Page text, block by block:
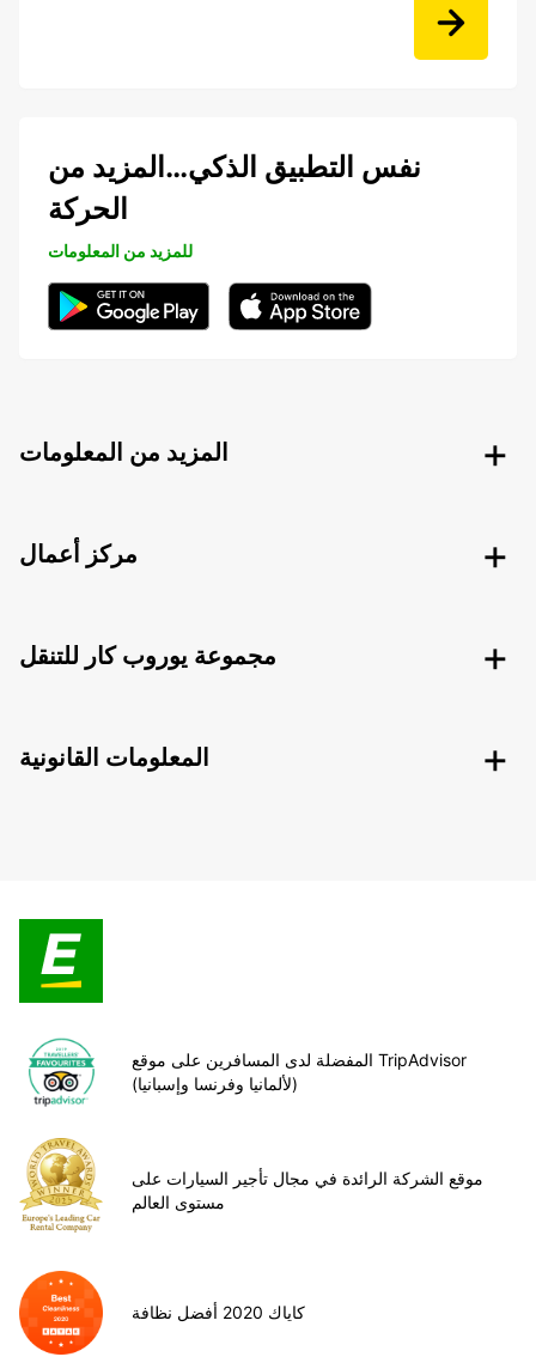
نفس التطبيق الذكي…المزيد من
الحركة
للمزيد من المعلومات
المزيد من المعلومات
مركز أعمال
مجموعة يوروب كار للتنقل
المعلومات القانونية
المفضلة لدى المسافرين على موقع TripAdvisor
(لألمانيا وفرنسا وإسبانيا)
موقع الشركة الرائدة في مجال تأجير السيارات على
مستوى العالم
كاياك 2020 أفضل نظافة